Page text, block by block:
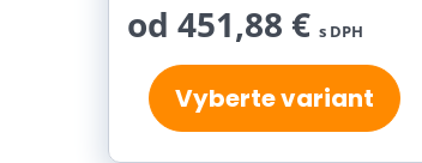
od 451,88 € s DPH
Vyberte variant